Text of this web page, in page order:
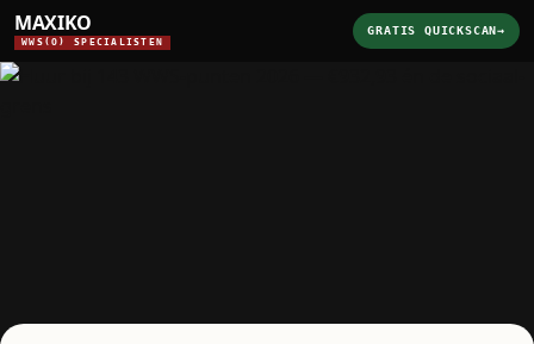
MAXIKO
WWS(O) SPECIALISTEN
GRATIS QUICKSCAN→